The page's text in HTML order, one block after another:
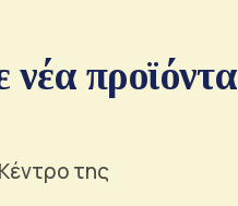
προϊόντα
της